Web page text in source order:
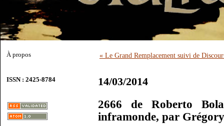
À propos
ISSN : 2425-8784
« Le Grand Remplacement suivi de
14/03/2014
2666 de Roberto
inframonde, par